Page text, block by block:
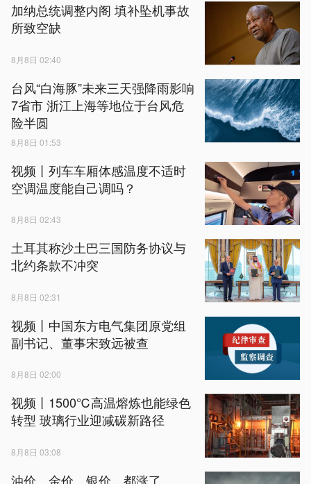
加纳总统调整内阁 填补坠机事故
所致空缺
8月8日 02:40
台风“白海豚”未来三天强降雨影响
7省市 浙江上海等地位于台风危
险半圆
8月8日 01:53
视频丨列车车厢体感温度不适时
空调温度能自己调吗？
8月8日 02:43
土耳其称沙土巴三国防务协议与
北约条款不冲突
8月8日 02:31
视频丨中国东方电气集团原党组
副书记、董事宋致远被查
8月8日 02:00
视频丨1500℃高温熔炼也能绿色
转型 玻璃行业迎减碳新路径
8月8日 03:08
油价、金价、银价，都涨了